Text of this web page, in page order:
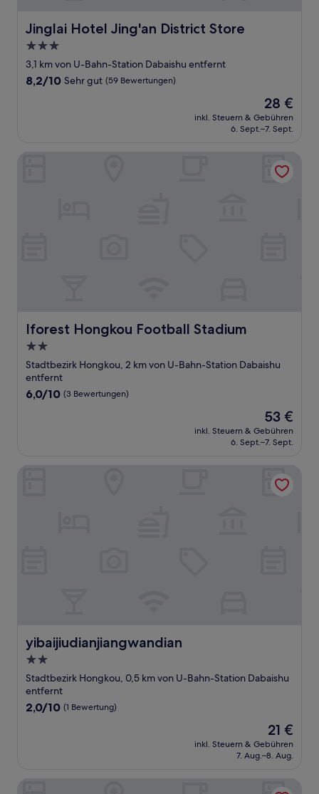
Jinglai Hotel Jing'an District Store
Jinglai Hotel Jing'an District Store
3.0-
Sterne-
Unterkunft
3,1 km von U-Bahn-Station Dabaishu entfernt
8.2
Bewertungen)
8,2/10 Sehr gut (59 Bewertungen)
Der
Preis
beträgt
28 €
inkl. Steuern & Gebühren
6. Sept.–7. Sept.
Iforest Hongkou Football Stadium
Iforest Hongkou Football Stadium
2.0-
Sterne-
Unterkunft
Stadtbezirk Hongkou, 2 km von U-Bahn-Station Dabaishu
entfernt
6.0
6,0/10 (3 Bewertungen)
Der
Preis
beträgt
53 €
inkl. Steuern & Gebühren
6. Sept.–7. Sept.
yibaijiudianjiangwandian
yibaijiudianjiangwandian
2.0-
Sterne-
Unterkunft
Stadtbezirk Hongkou, 0,5 km von U-Bahn-Station Dabaishu
entfernt
2.0
2,0/10 (1 Bewertung)
Der
Preis
beträgt
21 €
inkl. Steuern & Gebühren
7. Aug.–8. Aug.